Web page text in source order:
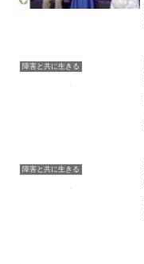
障害と共に生きる
障害と共に生きる